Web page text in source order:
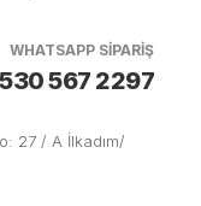
WHATSAPP SİPARİŞ
567 2297
27 / A İlkadım/